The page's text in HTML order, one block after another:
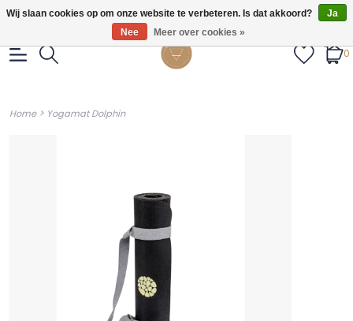
Gratis verzendig vanaf €55.
0
Home> Yogamat Dolphin
Wij slaan cookies op om onze website te verbeteren. Is dat akkoord?
Ja
Nee
Meer over cookies »